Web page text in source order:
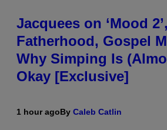
Jacquees on ‘Mood 2’,
Fatherhood, Gospel
Why Simping Is
Okay [Exclusive]
1 hour agoBy Caleb Catlin